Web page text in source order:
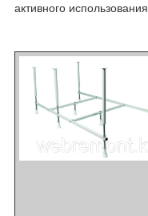
активного использования